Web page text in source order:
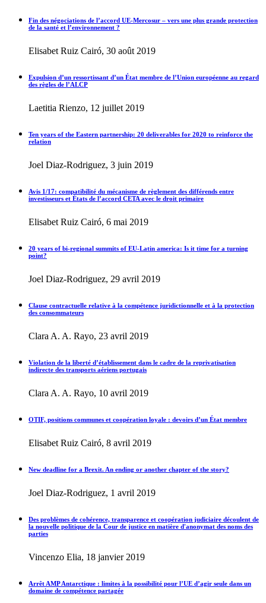
Fin des négociations de l’accord UE-Mercosur – vers une plus grande protection
de la santé et l’environnement ?
Elisabet Ruiz Cairó, 30 août 2019
Expulsion d’un ressortissant d’un État membre de l’Union européenne au regard
des règles de l’ALCP
Laetitia Rienzo, 12 juillet 2019
Ten years of the Eastern partnership: 20 deliverables for 2020 to reinforce the
relation
Joel Diaz-Rodriguez, 3 juin 2019
Avis 1/17: compatibilité du mécanisme de règlement des différends entre
investisseurs et États de l’accord CETA avec le droit primaire
Elisabet Ruiz Cairó, 6 mai 2019
20 years of bi-regional summits of EU-Latin america: Is it time for a turning
point?
Joel Diaz-Rodriguez, 29 avril 2019
Clause contractuelle relative à la compétence juridictionnelle et à la protection
des consommateurs
Clara A. A. Rayo, 23 avril 2019
Violation de la liberté d’établissement dans le cadre de la reprivatisation
indirecte des transports aériens portugais
Clara A. A. Rayo, 10 avril 2019
OTIF, positions communes et coopération loyale : devoirs d’un État membre
Elisabet Ruiz Cairó, 8 avril 2019
New deadline for a Brexit. An ending or another chapter of the story?
Joel Diaz-Rodriguez, 1 avril 2019
Des problèmes de cohérence, transparence et coopération judiciaire découlent de
la nouvelle politique de la Cour de justice en matière d'anonymat des noms des
parties
Vincenzo Elia, 18 janvier 2019
Arrêt AMP Antarctique : limites à la possibilité pour l’UE d’agir seule dans un
domaine de compétence partagée